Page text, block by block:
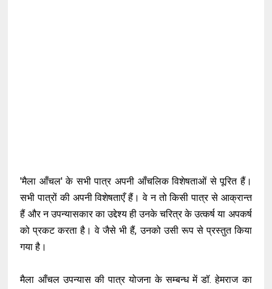
'मैला आँचल' के सभी पात्र अपनी आँचलिक विशेषताओं से पूरित हैं।
सभी पात्रों की अपनी विशेषताएँ हैं। वे न तो किसी पात्र से आक्रान्त
हैं और न उपन्यासकार का उद्देश्य ही उनके चरित्र के उत्कर्ष या अपकर्ष
को प्रकट करता है। वे जैसे भी हैं, उनको उसी रूप से प्रस्तुत किया
गया है।
मैला आँचल उपन्यास की पात्र योजना के सम्बन्ध में डॉ. हेमराज का